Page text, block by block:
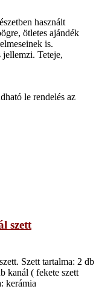
használt
ötletes ajándék
is.
jellemzi. Teteje,
le rendelés az
szett
Szett tartalma: 2 db
kanál ( fekete szett
kerámia